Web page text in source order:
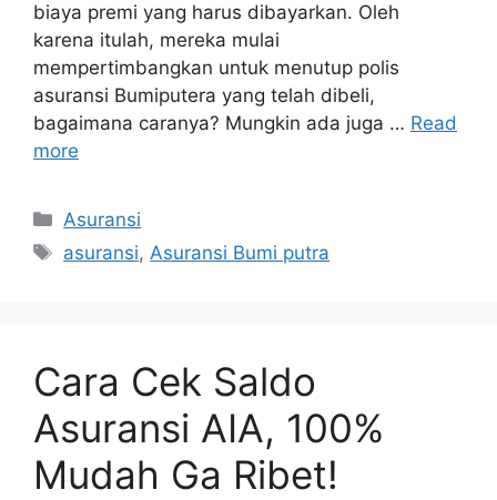
biaya premi yang harus dibayarkan. Oleh
karena itulah, mereka mulai
mempertimbangkan untuk menutup polis
asuransi Bumiputera yang telah dibeli,
bagaimana caranya? Mungkin ada juga … Read
more
Categories
Asuransi
Tags
asuransi,Asuransi Bumi putra
Cara Cek Saldo
Asuransi AIA, 100%
Mudah Ga Ribet!